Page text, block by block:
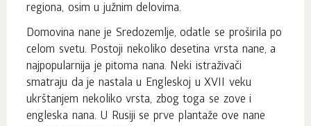
regiona, osim u južnim delovima.
Domovina nane je Sredozemlje, odatle se proširila po
celom svetu. Postoji nekoliko desetina vrsta nane, a
najpopularnija je pitoma nana. Neki istraživači
smatraju da je nastala u Engleskoj u XVII veku
ukrštanjem nekoliko vrsta, zbog toga se zove i
engleska nana. U Rusiji se prve plantaže ove nane